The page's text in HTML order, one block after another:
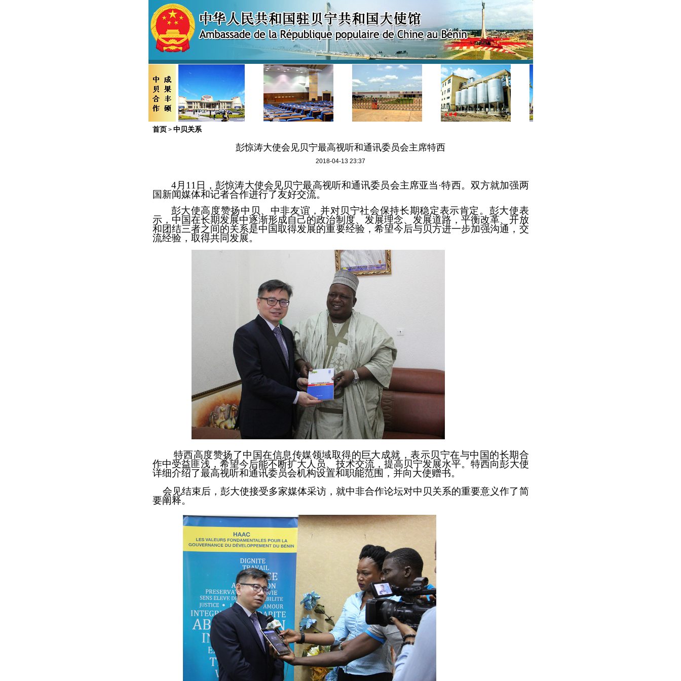
首页 > 中贝关系
彭惊涛大使会见贝宁最高视听和通讯委员会主席特西
2018-04-13 23:37
4月11日 ，彭惊涛大使会见贝宁最高视听和通讯委员会主席亚当·特西。双方就加强两
国新闻媒体和记者合作进行了友好交流。
彭大使高度赞扬中贝、 中非友谊， 并对贝宁社会保持长期稳定表示肯定。 彭大使表
示， 中国在长期发展中逐渐形成自己的政治制度、发展理念、发展道路，平衡改革、开放
和团结三者之间的关系是中国取得发展的重要经验， 希望今后与贝方进一步加强沟通， 交
流经验 ，取得共同发展。
特西高度赞扬了中国在信息传媒领域取得的巨大成就 ，表示贝宁在与中国的长期合
作中受益匪浅， 希望今后能不断扩大人员、技术交流， 提高贝宁发展水平。特西向彭大使
详细介绍了最高视听和通讯委员会机构设置和职能范围，并向大使赠书。
会见结束后，彭大使接受多家媒体采访，就中非合作论坛对中贝关系的重要意义作了简
要阐释。